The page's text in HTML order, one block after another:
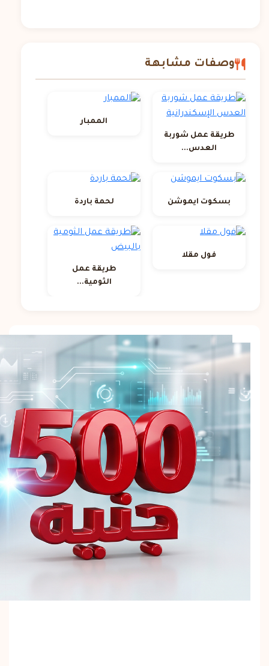
وصفات مشابهة
طريقة عمل شوربة
العدس...
الممبار
بسكوت ايموشن لحمة باردة
فول مقلا
طريقة عمل
الثومية...